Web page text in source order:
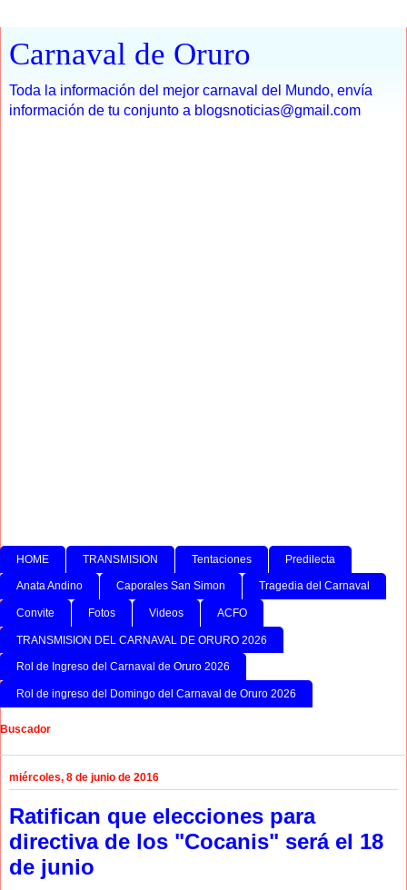
Carnaval de Oruro
Toda la información del mejor carnaval del Mundo, envía
información de tu conjunto a blogsnoticias@gmail.com
HOME TRANSMISION Tentaciones Predilecta
Anata Andino Caporales San Simon Tragedia del Carnaval
Convite Fotos Videos ACFO
TRANSMISION DEL CARNAVAL DE ORURO 2026
Rol de Ingreso del Carnaval de Oruro 2026
Rol de ingreso del Domingo del Carnaval de Oruro 2026
Buscador
miércoles, 8 de junio de 2016
Ratifican que elecciones para
directiva de los "Cocanis" será el 18
de junio